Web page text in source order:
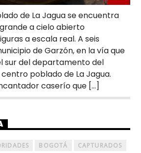
de La Jagua se encuentra
a cielo abierto
a escala real. A seis
de Garzón, en la vía que
sur del departamento del
centro poblado de La Jagua.
caserío que […]
BOGOTÁ
CAPTURADOS